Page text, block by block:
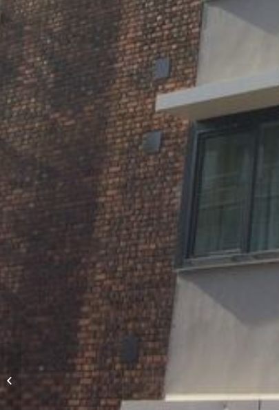
ESAT Paul Besson – La Roche
Gourmande